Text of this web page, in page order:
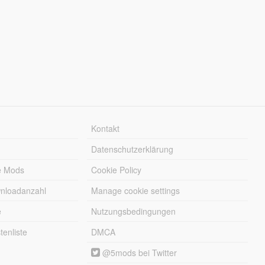
Mods
Kontakt
Datenschutzerklärung
Cookie Policy
Manage cookie settings
Nutzungsbedingungen
DMCA
@5mods bei Twitter